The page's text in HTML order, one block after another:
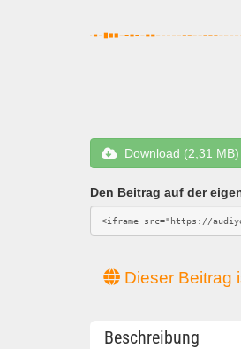
Download (2,31 MB)
Den Beitrag auf der
Dieser Beitrag
Beschreibung